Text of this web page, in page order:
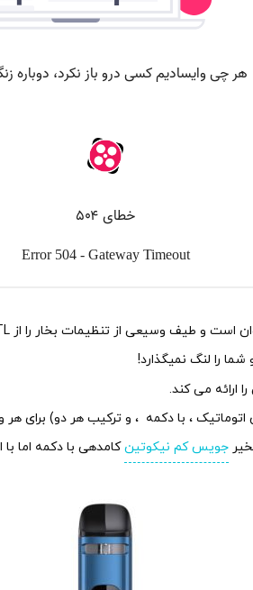
را لنگ نمیگذارد!
، با دکمه ، و ترکیب هر دو) برای
جویس کم نیکوتینکامدهی با دکمه اما